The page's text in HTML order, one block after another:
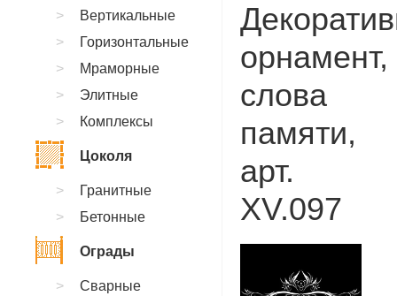
орнамент,
слова
памяти,
арт.
XV.097
Вертикальные
Горизонтальные
Мраморные
Элитные
Комплексы
Цоколя
Гранитные
Бетонные
Ограды
Сварные